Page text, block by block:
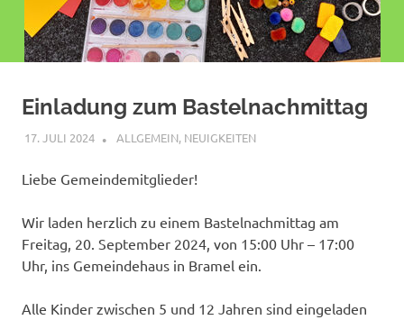
Einladung zum Bastelnachmittag
17. JULI 2024 SHAGGY
ALLGEMEIN, NEUIGKEITEN
Liebe Gemeindemitglieder!
Wir laden herzlich zu einem Bastelnachmittag am
Freitag, 20. September 2024, von 15:00 Uhr – 17:00
Uhr, ins Gemeindehaus in Bramel ein.
Alle Kinder zwischen 5 und 12 Jahren sind eingeladen